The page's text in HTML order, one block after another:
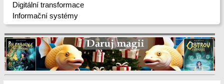
Digitální transformace
Informační systémy